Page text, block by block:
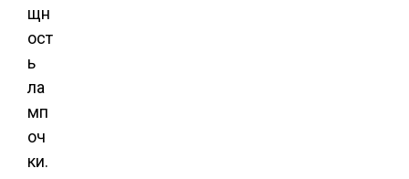
щн
ост
ь
ла
мп
оч
ки.